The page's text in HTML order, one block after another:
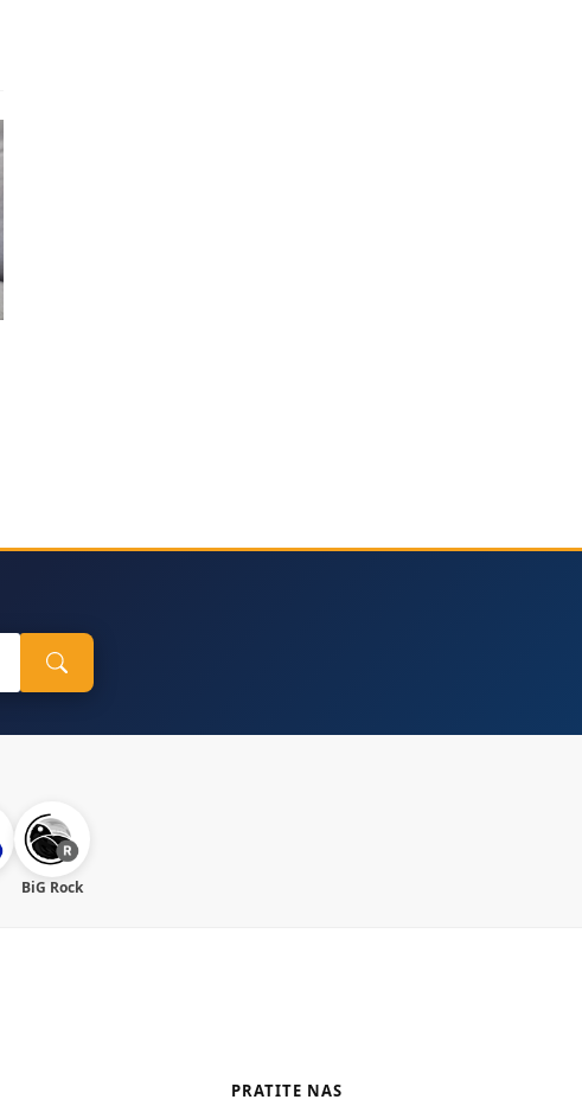
BiG Rock
PRATITE NAS